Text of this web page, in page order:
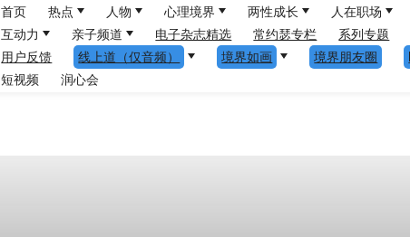
首页 热点 人物 心理境界 两性成长 人在职场
互动力
亲子频道 电子杂志精选 常约瑟专栏 系列专题
用户反馈
线上道（仅音频） 境界如画 境界朋友圈
短视频
润心会